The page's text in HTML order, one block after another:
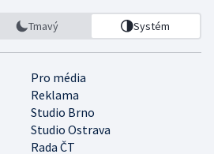
Tmavý Systém
Pro média
Reklama
Studio Brno
Studio Ostrava
Rada ČT